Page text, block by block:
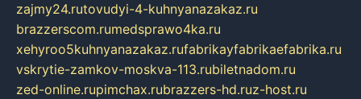
zajmy24.rutovudyi-4-kuhnyanazakaz.ru
brazzerscom.rumedsprawo4ka.ru
xehyroo5kuhnyanazakaz.rufabrikayfabrikaefabrika.ru
vskrytie-zamkov-moskva-113.rubiletnadom.ru
zed-online.rupimchax.rubrazzers-hd.ruz-host.ru